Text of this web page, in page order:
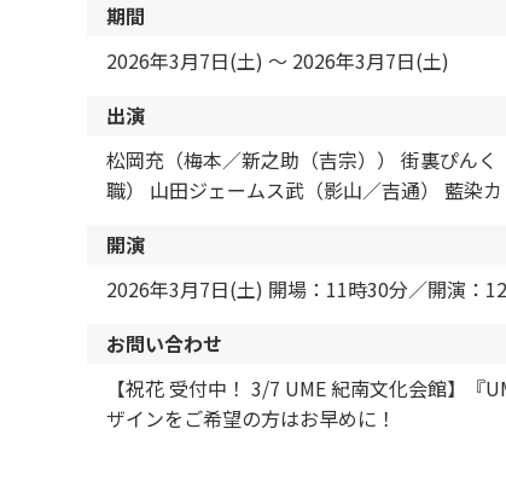
期間
2026年3月7日(土) 〜 2026年3月7日(土)
出演
松岡充（梅本／新之助（吉宗）） 街裏ぴん
職） 山田ジェームス武（影山／吉通） 藍染
開演
2026年3月7日(土) 開場：11時30分／開演：
お問い合わせ
【祝花 受付中！ 3/7 UME 紀南文化会館】
ザインをご希望の方はお早めに！